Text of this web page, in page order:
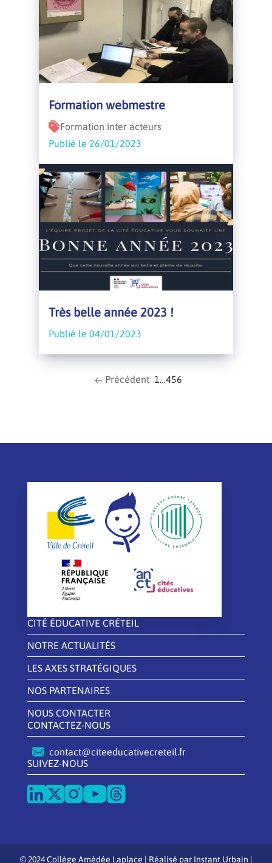
Formation webmestre
Formation inter acteurs
Publié le 26/01/2023
Très belle année 2023 !
Publié le 04/01/2023
← Précédent 1…456
CITÉ ÉDUCATIVE CRÉTEIL
NOTRE ACTUALITÉS
LES AXES STRATÉGIQUES
NOS PARTENAIRES
NOUS CONTACTER
CONTACTEZ-NOUS
contact@citeeducativecreteil.fr
SUIVEZ-NOUS
© 2024 Collège Amédée Laplace | Réalisé par Instant Urbain |